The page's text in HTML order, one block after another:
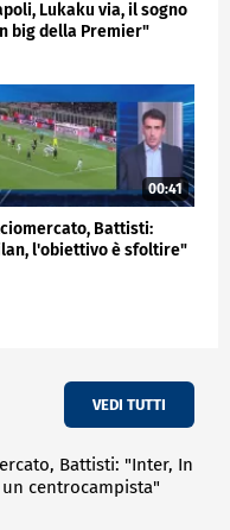
Lukaku via, il sogno
big della Premier"
00:41
Battisti:
l'obiettivo è sfoltire"
VEDI TUTTI
Battisti: "Inter, In
centrocampista"